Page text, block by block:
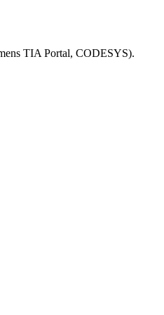
TIA Portal, CODESYS).